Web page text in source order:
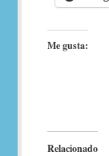
Me gusta:
Relacionado